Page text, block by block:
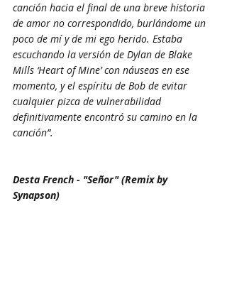
canción hacia el final de una breve historia
de amor no correspondido, burlándome un
poco de mí y de mi ego herido. Estaba
escuchando la versión de Dylan de Blake
Mills ‘Heart of Mine’ con náuseas en ese
momento, y el espíritu de Bob de evitar
cualquier pizca de vulnerabilidad
definitivamente encontró su camino en la
canción”.
Desta French - "Señor" (Remix by
Synapson)